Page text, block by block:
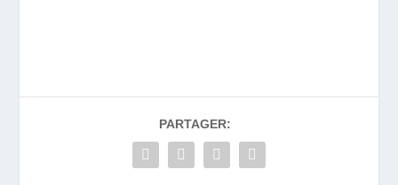
PARTAGER: